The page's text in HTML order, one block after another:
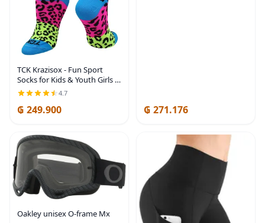
TCK Krazisox - Fun Sport
Socks for Kids & Youth Girls -
Bright Neon Rainbow Socks
with Leopard & Paw Prints
4.7
₲ 249.900 ₲ 271.176
Oakley unisex O-frame Mx